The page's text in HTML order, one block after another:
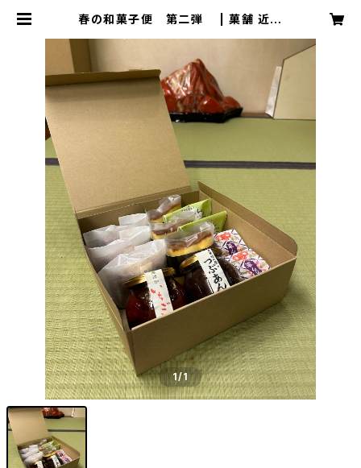
春の和菓子便 第二弾 | 菓舗 近江
1/1